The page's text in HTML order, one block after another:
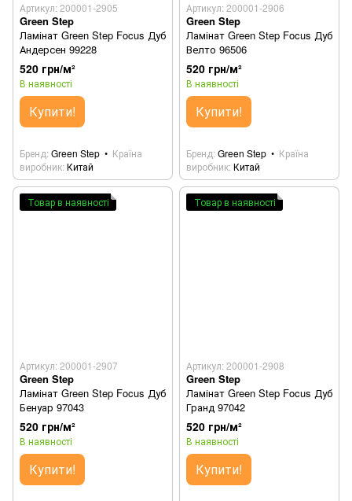
Артикул: 200001-2905
Green Step
Ламінат Green Step Focus Дуб
Андерсен 99228
520 грн/м²
В наявності
Купити!
Бренд Green Step
Країна
виробник Китай
Артикул: 200001-2906
Green Step
Ламінат Green Step Focus Дуб
Велто 96506
520 грн/м²
В наявності
Купити!
Бренд Green Step
Країна
виробник Китай
Товар в наявності
Артикул: 200001-2907
Green Step
Ламінат Green Step Focus Дуб
Бенуар 97043
520 грн/м²
В наявності
Купити!
Товар в наявності
Артикул: 200001-2908
Green Step
Ламінат Green Step Focus Дуб
Гранд 97042
520 грн/м²
В наявності
Купити!